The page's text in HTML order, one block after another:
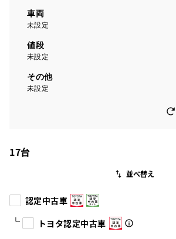
車両
未設定
値段
未設定
その他
未設定
17台
認定中古車
トヨタ認定中古車